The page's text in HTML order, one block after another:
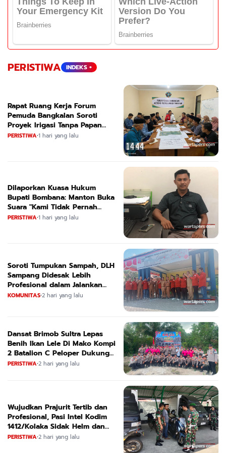
PERISTIWA INDEKS +
Rapat Ruang Kerja Forum
Pemuda Bangkalan Soroti
Proyek Irigasi Tanpa Papan
Nama
PERISTIWA•1 hari yang lalu
Dilaporkan Kuasa Hukum
Bupati Bombana: Manton Buka
Suara "Kami Tidak Pernah
Menutup Ruang Hak Jawab"
PERISTIWA•1 hari yang lalu
Soroti Tumpukan Sampah, DLH
Sampang Didesak Lebih
Profesional dalam Jalankan
Tugas
KOMUNITAS•2 hari yang lalu
Dansat Brimob Sultra Lepas
Benih Ikan Lele Di Mako Kompi
2 Batalion C Peloper Dukung
ketahanan Pangan Nasional
PERISTIWA•2 hari yang lalu
Wujudkan Prajurit Tertib dan
Profesional, Pasi Intel Kodim
1412/Kolaka Sidak Helm dan
Kendaraan
PERISTIWA•2 hari yang lalu